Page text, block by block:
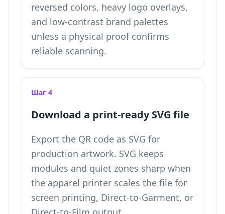
reversed colors, heavy logo overlays,
and low-contrast brand palettes
unless a physical proof confirms
reliable scanning.
Шаг 4
Download a print-ready SVG file
Export the QR code as SVG for
production artwork. SVG keeps
modules and quiet zones sharp when
the apparel printer scales the file for
screen printing, Direct-to-Garment, or